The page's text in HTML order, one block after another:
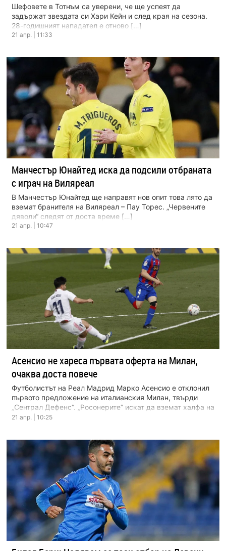
Шефовете в Тотнъм са уверени, че ще успеят да
задържат звездата си Хари Кейн и след края на сезона.
28-годишният нападател е отново […]
21 апр. | 11:33
Манчестър Юнайтед иска да подсили отбраната
с играч на Виляреал
В Манчестър Юнайтед ще направят нов опит това лято да
вземат бранителя на Виляреал – Пау Торес. „Червените
дяволи“ следят от доста време […]
21 апр. | 10:47
Асенсио не хареса първата оферта на Милан,
очаква доста повече
Футболистът на Реал Мадрид Марко Асенсио е отклонил
първото предложение на италианския Милан, твърди
„Сентрал Дефенс“. „Росонерите“ искат да вземат халфа на
„кралския […]
21 апр. | 10:25